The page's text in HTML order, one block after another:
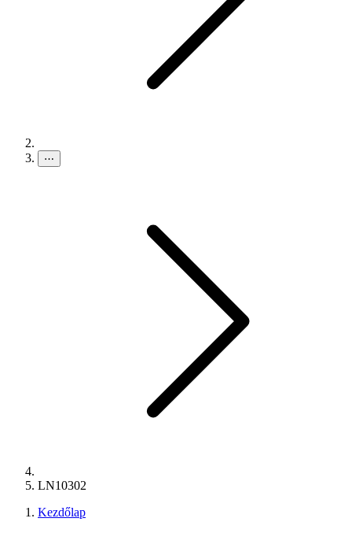
⋯
LN10302
Kezdőlap